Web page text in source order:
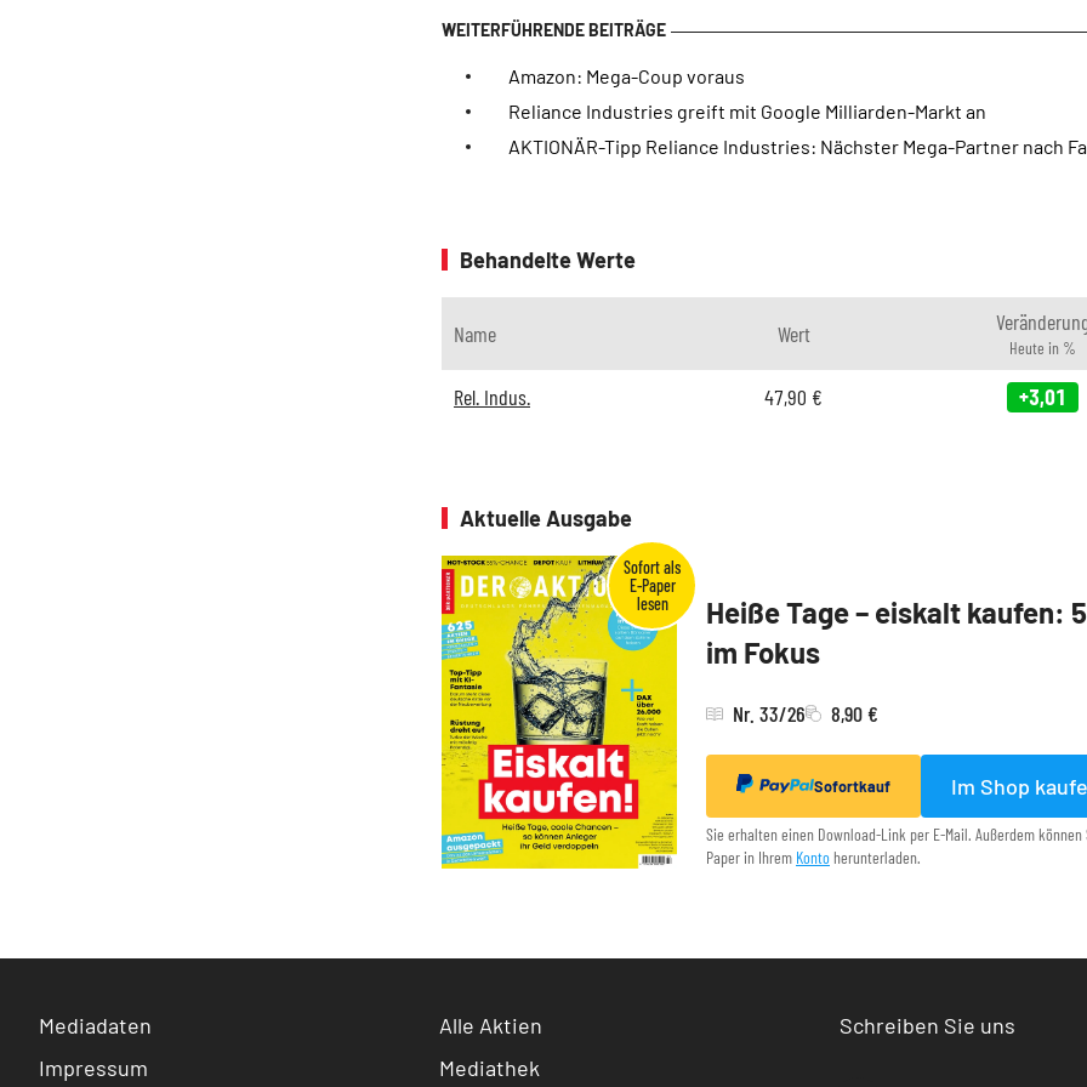
Amazon: Mega-Coup voraus
Reliance Industries greift mit Google Milliarden-Markt an
AKTIONÄR-Tipp Reliance Industries: Nächster Mega-Partner nach
Behandelte Werte
Name Wert
Heute in %
Rel. Indus. 47,90 € +3,01
Aktuelle Ausgabe
Heiße Tage – eiskalt kaufen:
im Fokus
Nr. 33/26 8,90 €
Sofortkauf Im Shop
Sie erhalten einen Download-Link per E-Mail. Außerdem
Paper in Ihrem Konto herunterladen.
Mediadaten
Impressum
Alle Aktien
Mediathek
Schreiben Sie uns